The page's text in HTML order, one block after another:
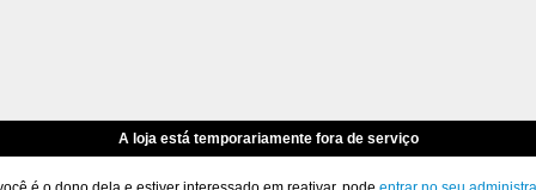
A loja está temporariamente fora de serviço